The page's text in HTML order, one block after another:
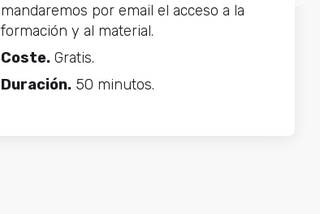
mandaremos por email el acceso a la
formación y al material.
Coste.Gratis.
Duración.50 minutos.